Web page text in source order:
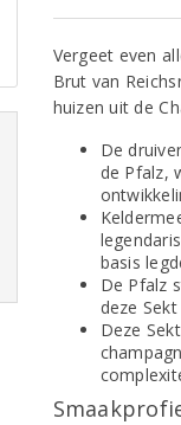
Vergeet even
Brut van
huizen uit de
De
de Pfalz,
basis
De Pfalz
deze
Deze